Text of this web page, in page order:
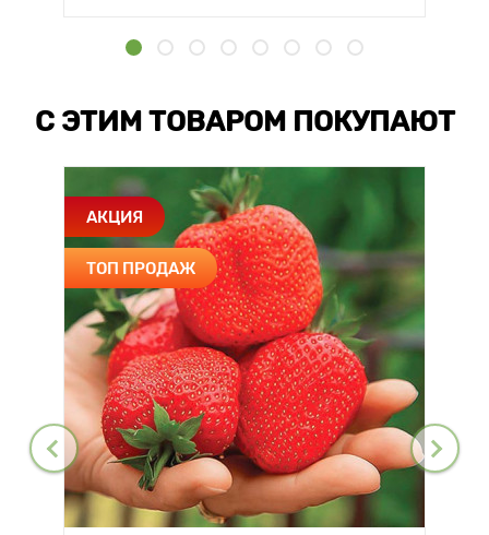
С ЭТИМ ТОВАРОМ ПОКУПАЮТ
АКЦИЯ
ТОП ПРОДАЖ